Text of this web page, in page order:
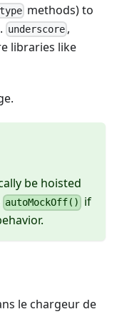
methods) to
underscore ,
libraries like
be hoisted
autoMockOff()
if
le chargeur de